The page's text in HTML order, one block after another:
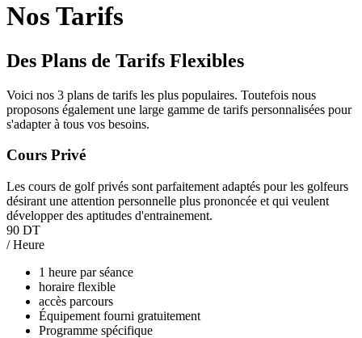
Nos Tarifs
Des Plans de Tarifs Flexibles
Voici nos 3 plans de tarifs les plus populaires. Toutefois nous
proposons également une large gamme de tarifs personnalisées pour
s'adapter à tous vos besoins.
Cours Privé
Les cours de golf privés sont parfaitement adaptés pour les golfeurs
désirant une attention personnelle plus prononcée et qui veulent
développer des aptitudes d'entrainement.
90 DT
/ Heure
1 heure par séance
horaire flexible
accès parcours
Équipement fourni gratuitement
Programme spécifique